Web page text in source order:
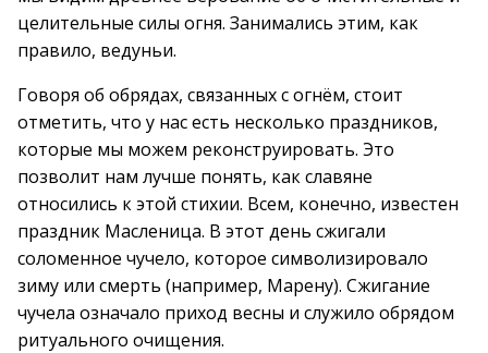
целительные силы огня. Занимались этим, как
правило, ведуньи.
Говоря об обрядах, связанных с огнём, стоит
отметить, что у нас есть несколько праздников,
которые мы можем реконструировать. Это
позволит нам лучше понять, как славяне
относились к этой стихии. Всем, конечно, известен
праздник Масленица. В этот день сжигали
соломенное чучело, которое символизировало
зиму или смерть (например, Марену). Сжигание
чучела означало приход весны и служило обрядом
ритуального очищения.